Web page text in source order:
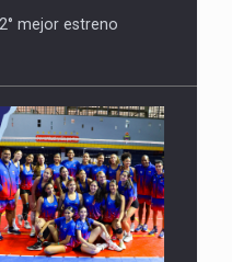
mejor estreno